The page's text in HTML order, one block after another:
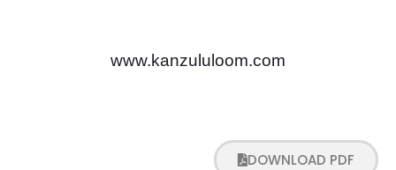
www.kanzululoom.com
DOWNLOAD PDF